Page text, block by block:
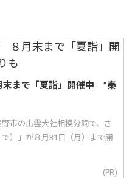
まで「夏詣」開催中 ”秦
市の出雲大社相模分祠で、さ
）」が８月31日（月）まで開
(PR)